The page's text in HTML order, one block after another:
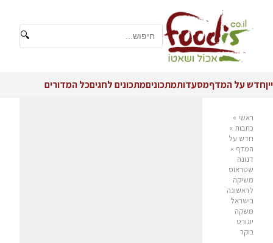
🔍
ייןחדש על המדףמסעדותמתכוניםמתכונים לחגיםכל המדורים
ראשי »
כתבות »
חדש על
המדף »
דנונה
שטראוס
משיקה
לראשונה
בישראל
משקה
יוגורט
בוקר